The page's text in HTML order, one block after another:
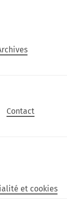
Contact
et cookies